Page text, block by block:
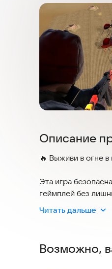
Скриншоты
Описание
🔥 Выживи в огне
Эта игра
геймплей без
по улицам бродят
жуков, зомби и
💥 Стреляй,
Читать дальше
Возможно,